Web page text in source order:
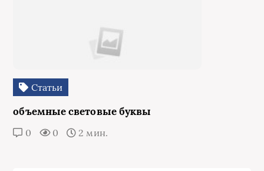
Статьи
объемные световые буквы
0 0 2 мин.